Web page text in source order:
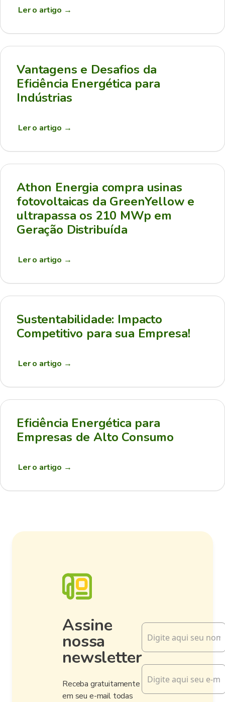
Ler o artigo →
Vantagens e Desafios da
Eficiência Energética para
Indústrias
Ler o artigo →
Athon Energia compra usinas
fotovoltaicas da GreenYellow e
ultrapassa os 210 MWp em
Geração Distribuída
Ler o artigo →
Sustentabilidade: Impacto
Competitivo para sua Empresa!
Ler o artigo →
Eficiência Energética para
Empresas de Alto Consumo
Ler o artigo →
Assine
nossa
newsletter
Receba gratuitamente
em seu e-mail todas